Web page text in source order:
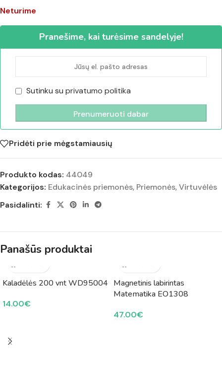
Neturime
Pranešime, kai turėsime sandelyje!
Sutinku su privatumo politika
Pridėti prie mėgstamiausių
Produkto kodas: 44049
Kategorijos: Edukacinės priemonės, Priemonės,Virtuvėlės
Pasidalinti:
Panašūs produktai
Kaladėlės 200 vnt WD95004
14.00€
Magnetinis labirintas
Matematika EO1308
47.00€